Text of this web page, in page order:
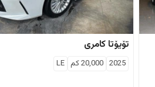
تۆیۆتا کامری
2025
20,000كم LE